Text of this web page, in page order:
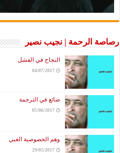
رصاصة الرحمة | نجيب نصير
النجاح في الفشل
04/07/2017
ضائع في الترجمة
05/06/2017
وهم الخصوصية الغبي
29/05/2017